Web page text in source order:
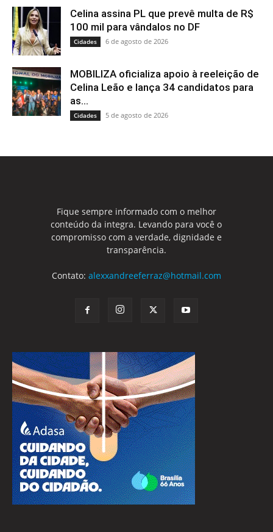
Celina assina PL que prevê multa de R$
100 mil para vândalos no DF
Cidades 6 de agosto de 2026
MOBILIZA oficializa apoio à reeleição de
Celina Leão e lança 34 candidatos para
as...
Cidades 5 de agosto de 2026
Fique sempre informado com o melhor
conteúdo da integra. Levando para você o
compromisso com a verdade, dignidade e
transparência.
Contato: alexxandreeferraz@hotmail.com